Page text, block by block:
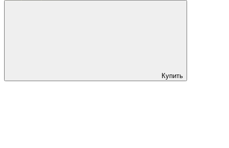
Купить